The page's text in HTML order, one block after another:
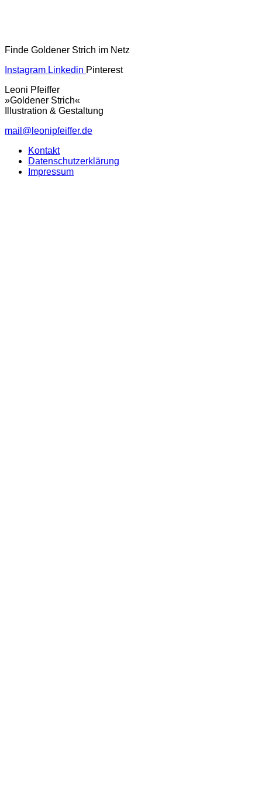
Finde Goldener Strich im Netz
Instagram Linkedin Pinterest
Leoni Pfeiffer
»Goldener Strich«
Illustration & Gestaltung
mail@leonipfeiffer.de
Kontakt
Datenschutzerklärung
Impressum